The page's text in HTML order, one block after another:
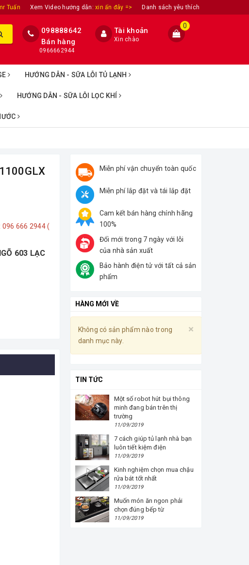
Tuấn Xem Video hướng dẫn: xin ấn đây => Danh sách yêu thích
098888642
Bán hàng
0966662944
Tài khoản
Xin chào
0
HƯỚNG DẪN - SỮA LỖI TỦ LẠNH
HƯỚNG DẪN - SỮA LỖI LỌC KHÍ
096 666 2944 (
603 LẠC
Miễn phí vận chuyển toàn quốc
Miễn phí lắp đặt và tái lắp đặt
Cam kết bán hàng chính hãng
100%
Đổi mới trong 7 ngày với lỗi
của nhà sản xuất
Bảo hành điện tử với tất cả sản
phẩm
HÀNG MỚI VỀ
×
Không có sản phẩm nào trong
danh mục này.
TIN TỨC
Một số robot hút bụi thông
minh đang bán trên thị
trường
11/09/2019
7 cách giúp tủ lạnh nhà bạn
luôn tiết kiệm điện
11/09/2019
Kinh nghiệm chọn mua chậu
rửa bát tốt nhất
11/09/2019
Muốn món ăn ngon phải
chọn đúng bếp từ
11/09/2019